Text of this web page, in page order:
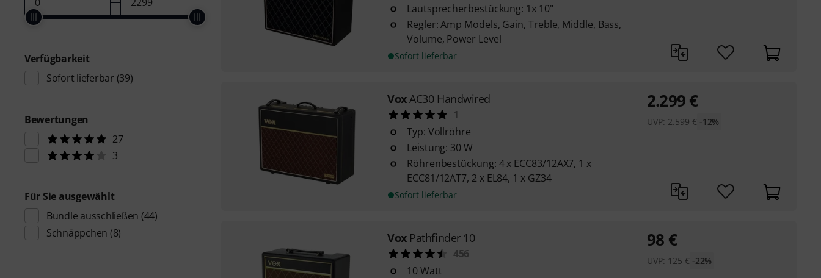
Verfügbarkeit
Sofort lieferbar (39)
Bewertungen
27
3
Für Sie ausgewählt
Bundle ausschließen (44)
Schnäppchen (8)
Lautsprecherbestückung: 1x 10"
Regler: Amp Models, Gain, Treble, Middle, Bass,
Volume, Power Level
Sofort lieferbar
VoxAC30 Handwired
1
Typ: Vollröhre
Leistung: 30 W
Röhrenbestückung: 4 x ECC83/12AX7, 1 x
ECC81/12AT7, 2 x EL84, 1 x GZ34
Sofort lieferbar
2.299€
UVP: 2.599 € -12%
Vox Pathfinder 10
456
10 Watt
98 €
UVP: 125 € -22%